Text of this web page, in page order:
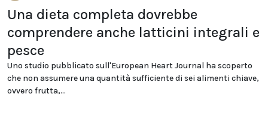
Una dieta completa dovrebbe
comprendere anche latticini integrali e
pesce
Uno studio pubblicato sull'European Heart Journal ha scoperto
che non assumere una quantità sufficiente di sei alimenti chiave,
ovvero frutta,...